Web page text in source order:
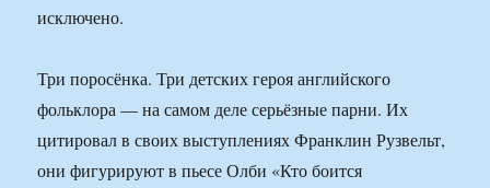
исключено.
Три поросёнка. Три детских героя английского
фольклора — на самом деле серьёзные парни. Их
цитировал в своих выступлениях Франклин Рузвельт,
они фигурируют в пьесе Олби «Кто боится